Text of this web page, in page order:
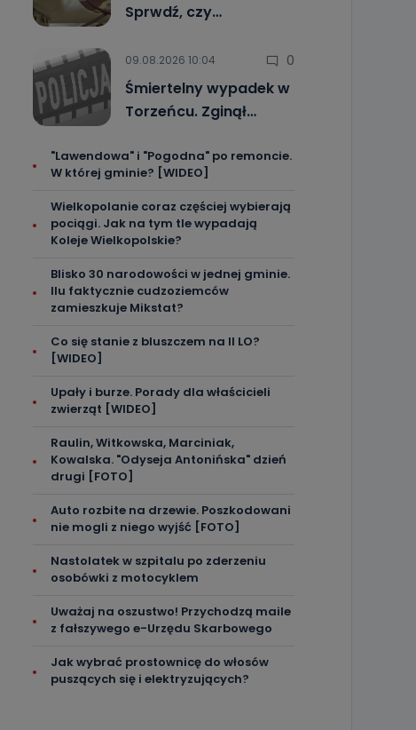
Sprwdź, czy…
09.08.2026 10:04 0
Śmiertelny wypadek w
Torzeńcu. Zginął…
"Lawendowa" i "Pogodna" po remoncie.
W której gminie? [WIDEO]
Wielkopolanie coraz częściej wybierają
pociągi. Jak na tym tle wypadają
Koleje Wielkopolskie?
Blisko 30 narodowości w jednej gminie.
Ilu faktycznie cudzoziemców
zamieszkuje Mikstat?
Co się stanie z bluszczem na II LO?
[WIDEO]
Upały i burze. Porady dla właścicieli
zwierząt [WIDEO]
Raulin, Witkowska, Marciniak,
Kowalska. "Odyseja Antonińska" dzień
drugi [FOTO]
Auto rozbite na drzewie. Poszkodowani
nie mogli z niego wyjść [FOTO]
Nastolatek w szpitalu po zderzeniu
osobówki z motocyklem
Uważaj na oszustwo! Przychodzą maile
z fałszywego e-Urzędu Skarbowego
Jak wybrać prostownicę do włosów
puszących się i elektryzujących?